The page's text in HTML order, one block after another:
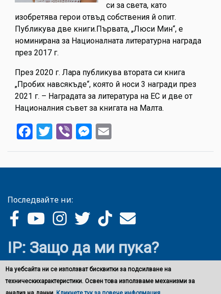
си за света, като
изобретява герои отвъд собствения й опит.
Публикува две книги.Първата, „Люси Мин“, е
номинирана за Националната литературна награда
през 2017 г.
През 2020 г. Лара публикува втората си книга
„Пробих навсякъде“, която й носи 3 награди през
2021 г. – Наградата за литература на ЕС и две от
Националния съвет за книгата на Малта.
Facebook
Twitter
ViberMessenger
Последвайте ни:
IP: Защо да ми пука?
На уебсайта ни се използват бисквитки за подсилване на
техническихарактеристики. Освен това използваме механизми за